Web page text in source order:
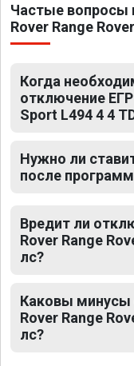
Частые вопросы
Rover Range
Когда
отключение
Sport L494 4 4
Нужно ли
после
Вредит ли
Rover Range
лс?
Каковы минусы
Rover Range
лс?